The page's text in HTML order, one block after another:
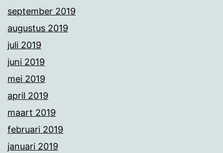
september 2019
augustus 2019
juli 2019
juni 2019
mei 2019
april 2019
maart 2019
februari 2019
januari 2019